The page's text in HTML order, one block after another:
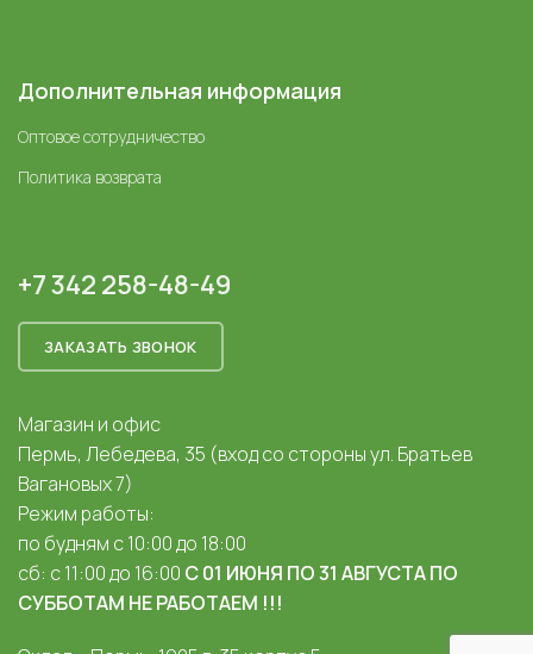
Дополнительная информация
Оптовое сотрудничество
Политика возврата
+7 342 258-48-49
ЗАКАЗАТЬ ЗВОНОК
Магазин и офис
Пермь, Лебедева, 35 (вход со стороны ул. Братьев
Вагановых 7)
Режим работы:
по будням с 10:00 до 18:00
сб: с 11:00 до 16:00 С 01 ИЮНЯ ПО 31 АВГУСТА ПО
СУББОТАМ НЕ РАБОТАЕМ !!!